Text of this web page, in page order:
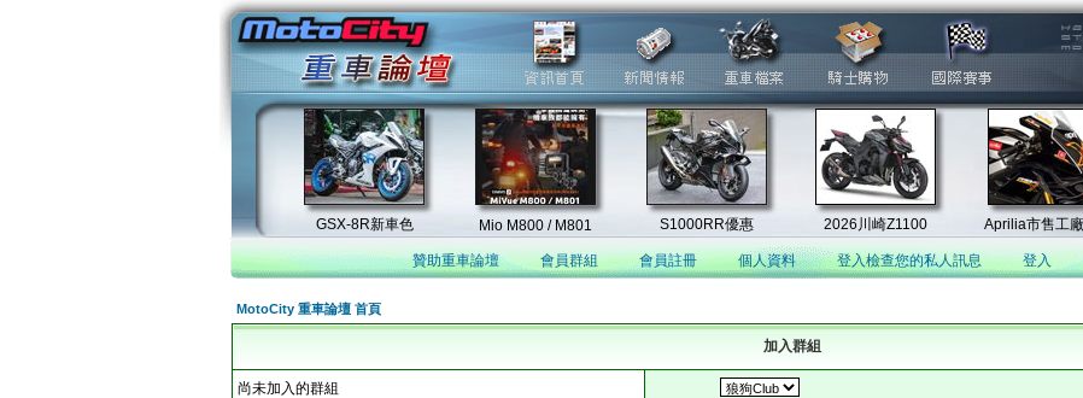
贊助重車論壇 會員群組 會員註冊 個人資料 登入檢查您的私人訊息 登入
MotoCity 重車論壇 首頁
加入群組
尚未加入的群組